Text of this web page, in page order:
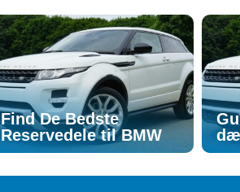
Find De Bedste
Reservedele til BMW